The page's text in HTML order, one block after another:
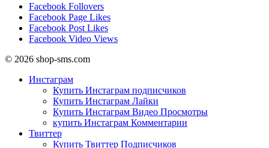
Facebook Follovers
Facebook Page Likes
Facebook Post Likes
Facebook Video Views
© 2026 shop-sms.com
Инстаграм
Купить Инстаграм подписчиков
Купить Инстаграм Лайки
Купить Инстаграм Видео Просмотры
купить Инстаграм Комментарии
Твиттер
Купить Твиттер Подписчиков